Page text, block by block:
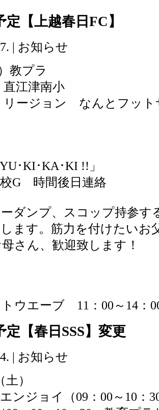
定【上越春日FC】
| お知らせ
教プラ
直江津南小
リージョン なんとフッ
･KI･KA･KI !!」
G 時間後日連絡
ダンプ、スコップ持参す
ます。筋力を付けたいお
さん、歓迎致します！
ウエーブ 11：00～14
定【春日SSS】変更
| お知らせ
）
ンジョイ（09：00～10